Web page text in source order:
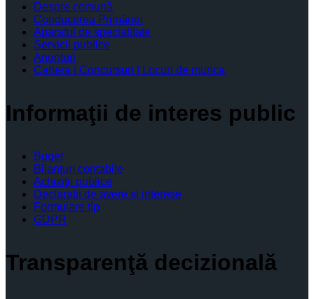
Despre comună
Conducerea Primăriei
Aparatul de specialitate
Servicii publice
Anunturi
Cariera | Concursuri | Locuri de munca
Informaţii de interes public
Buget
Bilanţuri contabile
Achiziţii publice
Declaratii de avere si interese
Formulare tip
GDPR
Transparenţă decizională